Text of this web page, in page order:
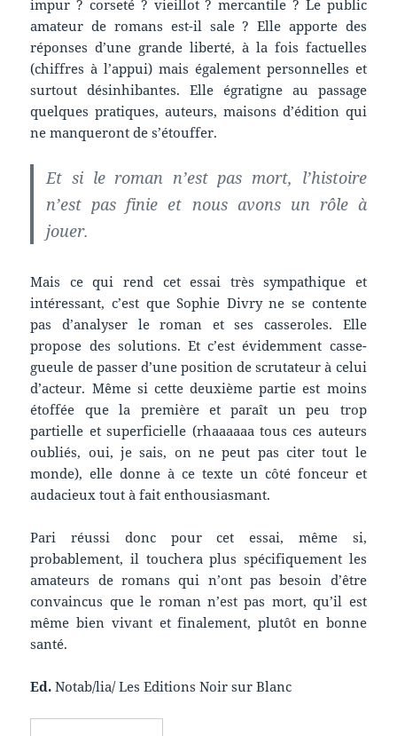
impur ? corseté ? vieillot ? mercantile ? Le public
amateur de romans est-il sale ? Elle apporte des
réponses d’une grande liberté, à la fois factuelles
(chiffres à l’appui) mais également personnelles et
surtout désinhibantes. Elle égratigne au passage
quelques pratiques, auteurs, maisons d’édition qui
ne manqueront de s’étouffer.
Et si le roman n’est pas mort, l’histoire
n’est pas finie et nous avons un rôle à
jouer.
Mais ce qui rend cet essai très sympathique et
intéressant, c’est que Sophie Divry ne se contente
pas d’analyser le roman et ses casseroles. Elle
propose des solutions. Et c’est évidemment casse-
gueule de passer d’une position de scrutateur à celui
d’acteur. Même si cette deuxième partie est moins
étoffée que la première et paraît un peu trop
partielle et superficielle (rhaaaaaa tous ces auteurs
oubliés, oui, je sais, on ne peut pas citer tout le
monde), elle donne à ce texte un côté fonceur et
audacieux tout à fait enthousiasmant.
Pari réussi donc pour cet essai, même si,
probablement, il touchera plus spécifiquement les
amateurs de romans qui n’ont pas besoin d’être
convaincus que le roman n’est pas mort, qu’il est
même bien vivant et finalement, plutôt en bonne
santé.
Ed. Notab/lia/ Les Editions Noir sur Blanc